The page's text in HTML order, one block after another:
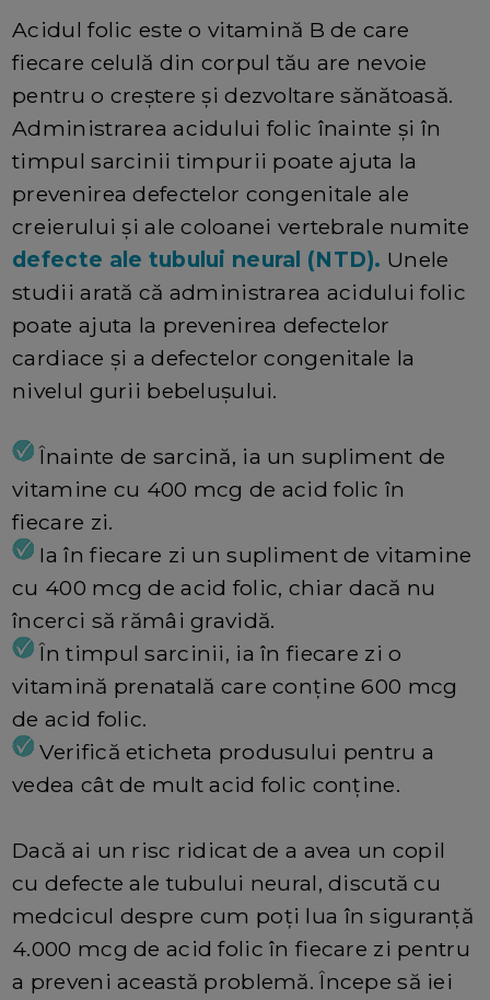
Acidul folic este o vitamină B de care
fiecare celulă din corpul tău are nevoie
pentru o creștere și dezvoltare sănătoasă.
Administrarea acidului folic înainte și în
timpul sarcinii timpurii poate ajuta la
prevenirea defectelor congenitale ale
creierului și ale coloanei vertebrale numite
defecte ale tubului neural (NTD). Unele
studii arată că administrarea acidului folic
poate ajuta la prevenirea defectelor
cardiace și a defectelor congenitale la
nivelul gurii bebelușului.
Înainte de sarcină, ia un supliment de
vitamine cu 400 mcg de acid folic în
fiecare zi.
Ia în fiecare zi un supliment de vitamine
cu 400 mcg de acid folic, chiar dacă nu
încerci să rămâi gravidă.
În timpul sarcinii, ia în fiecare zi o
vitamină prenatală care conține 600 mcg
de acid folic.
Verifică eticheta produsului pentru a
vedea cât de mult acid folic conține.
Dacă ai un risc ridicat de a avea un copil
cu defecte ale tubului neural, discută cu
medcicul despre cum poți lua în siguranță
4.000 mcg de acid folic în fiecare zi pentru
a preveni această problemă. Începe să iei